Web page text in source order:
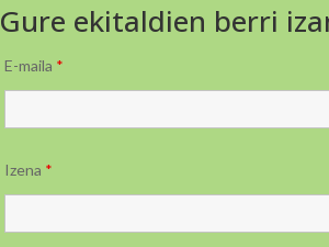
Gure ekitaldien berri
E-maila *
Izena *